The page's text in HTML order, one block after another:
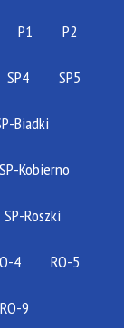
P1 P2
SP4 SP5
Biadki
SP-Kobierno
SP-Roszki
4 RO-5
RO-9